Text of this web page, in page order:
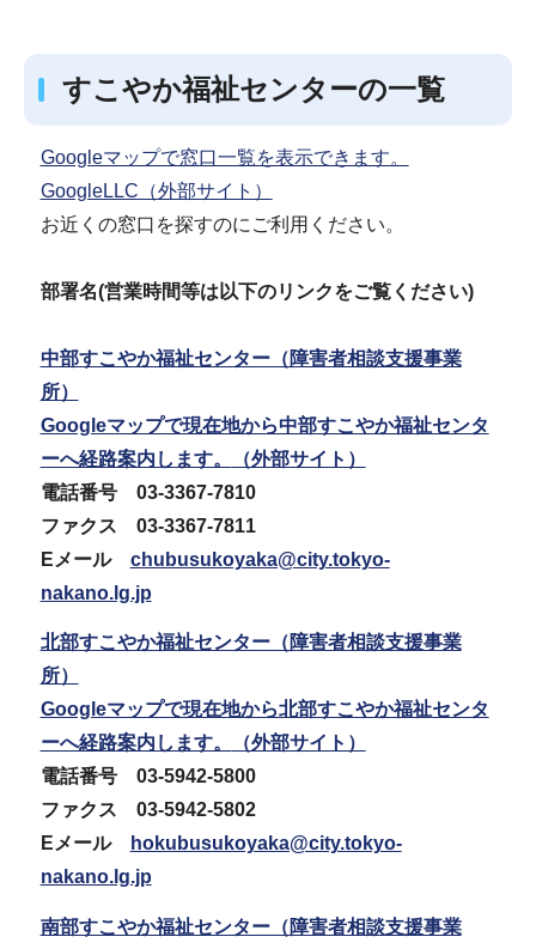
すこやか福祉センターの一覧
Googleマップで窓口一覧を表示できます。
GoogleLLC（外部サイト）
お近くの窓口を探すのにご利用ください。
部署名(営業時間等は以下のリンクをご覧ください)
中部すこやか福祉センター（障害者相談支援事業
所）
Googleマップで現在地から中部すこやか福祉センタ
ーへ経路案内します。
（外部サイト）
電話番号 03-3367-7810
ファクス 03-3367-7811
Eメール chubusukoyaka@city.tokyo-
nakano.lg.jp
北部すこやか福祉センター（障害者相談支援事業
所）
Googleマップで現在地から北部すこやか福祉センタ
ーへ経路案内します。
（外部サイト）
電話番号 03-5942-5800
ファクス 03-5942-5802
Eメール
hokubusukoyaka@city.tokyo-
nakano.lg.jp
南部すこやか福祉センター（障害者相談支援事業